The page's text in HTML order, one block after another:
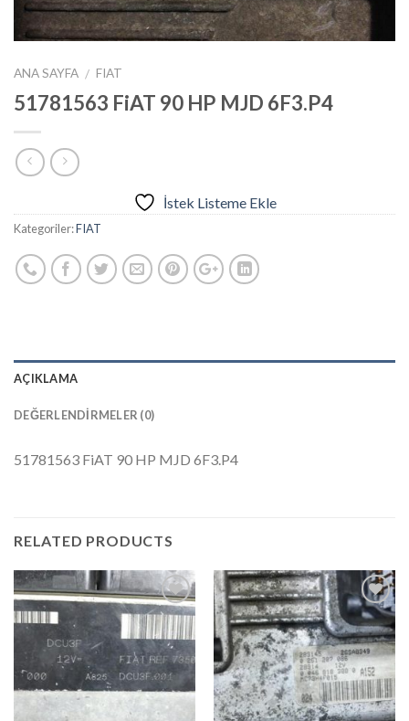
ANA SAYFA / FIAT
51781563 FiAT 90 HP MJD 6F3.P4
İstek Listeme Ekle
Kategoriler:FIAT
AÇIKLAMA
DEĞERLENDIRMELER (0)
51781563 FiAT 90 HP MJD 6F3.P4
RELATED PRODUCTS
İstek
Listeme
Ekle
İstek
Listeme
Ekle